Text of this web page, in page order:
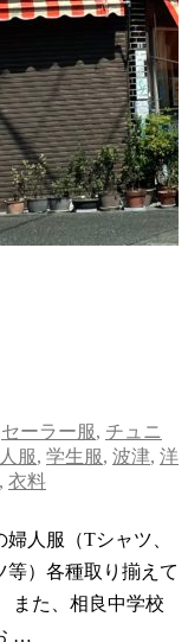
セーラー服, チュニ
服, 学生服, 波津, 洋
, 衣料
人服（Tシャツ、
等）各種取り揃えて
また、相良中学校
…